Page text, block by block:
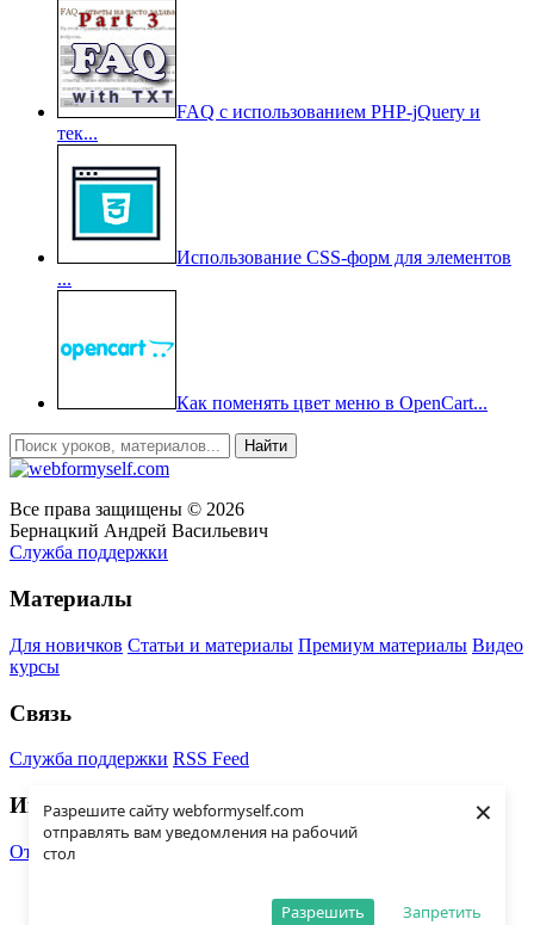
Разрешите сайту webformyself.com
отправлять вам уведомления на рабочий
стол
Запретить
Разрешить
×
FAQ с использованием PHP-jQuery и
тек...
Использование CSS-форм для элементов
...
Как поменять цвет меню в OpenCart...
Все права защищены © 2026
Бернацкий Андрей Васильевич
Служба поддержки
Материалы
Для новичков Статьи и материалы Премиум материалы Видео
курсы
Связь
Служба поддержки RSS Feed
Информация
Отказ от ответственности
предназначены исключительно для самостоятельного изучения